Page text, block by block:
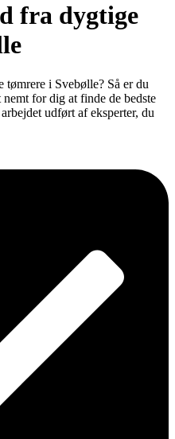
fra dygtige
i Svebølle? Så er du
for dig at finde de bedste
udført af eksperter, du